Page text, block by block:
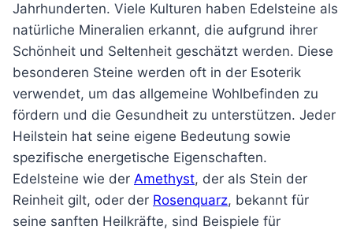
Jahrhunderten. Viele Kulturen haben Edelsteine als
natürliche Mineralien erkannt, die aufgrund ihrer
Schönheit und Seltenheit geschätzt werden. Diese
besonderen Steine werden oft in der Esoterik
verwendet, um das allgemeine Wohlbefinden zu
fördern und die Gesundheit zu unterstützen. Jeder
Heilstein hat seine eigene Bedeutung sowie
spezifische energetische Eigenschaften.
Edelsteine wie der Amethyst, der als Stein der
Reinheit gilt, oder der Rosenquarz, bekannt für
seine sanften Heilkräfte, sind Beispiele für